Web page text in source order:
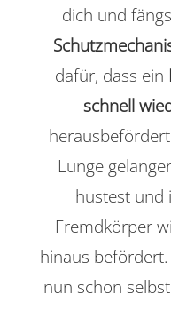
dich und
dafür, dass ein
schnell
Lunge
hustest und
Fremdkörper
hinaus
nun schon